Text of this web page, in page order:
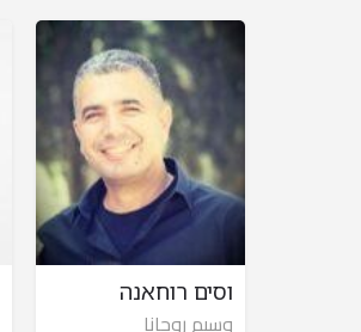
וסים רוחאנה
وسيم روحانا